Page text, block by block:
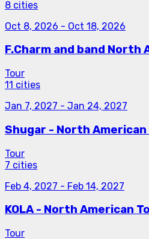
8 cities
Oct 8, 2026 - Oct 18, 2026
F.Charm and band North
Tour
11 cities
Jan 7, 2027 - Jan 24, 2027
Shugar - North
Tour
7 cities
Feb 4, 2027 - Feb 14, 2027
KOLA - North American
Tour